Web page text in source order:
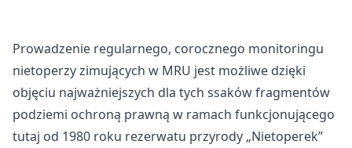
Prowadzenie regularnego, corocznego monitoringu
nietoperzy zimujących w MRU jest możliwe dzięki
objęciu najważniejszych dla tych ssaków fragmentów
podziemi ochroną prawną w ramach funkcjonującego
tutaj od 1980 roku rezerwatu przyrody „Nietoperek”